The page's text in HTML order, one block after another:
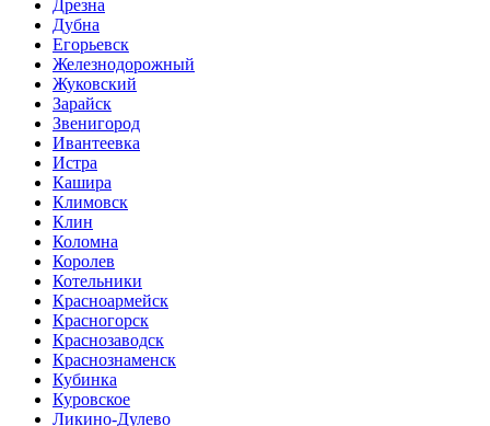
Дрезна
Дубна
Егорьевск
Железнодорожный
Жуковский
Зарайск
Звенигород
Ивантеевка
Истра
Кашира
Климовск
Клин
Коломна
Королев
Котельники
Красноармейск
Красногорск
Краснозаводск
Краснознаменск
Кубинка
Куровское
Ликино-Дулево